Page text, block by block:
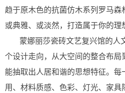
趋于原木色的抗菌仿木系列罗马森
或典雅、或淡然，打造属于你的理
蒙娜丽莎瓷砖文艺复兴馆的人
个设计走向，从大空间的整合布
能抽取出人居和谐的思想特征。
用、材料质感、色彩、灯光、家